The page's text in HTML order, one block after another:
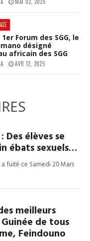
MAI 02, 2025
Forum des SGG, le
désigné
africain des SGG
AVR 12, 2025